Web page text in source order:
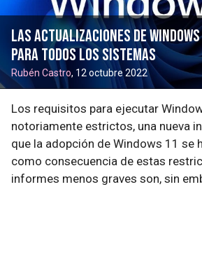
Las actualizaciones de
para todos los sistemas
Rubén Castro, 12 octubre 2022
Los requisitos para ejecutar
notoriamente estrictos, una nueva
que la adopción de Windows 11 se
como consecuencia de estas
informes menos graves son, sin